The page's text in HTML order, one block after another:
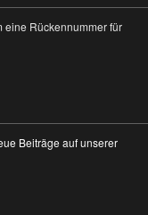
eine Rückennummer für
Beiträge auf unserer